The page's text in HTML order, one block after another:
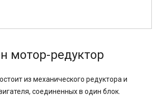
мотор-редуктор
из механического редуктора и
соединенных в один блок.